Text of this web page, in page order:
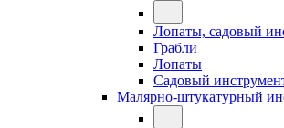
Лопаты, садовый
Грабли
Лопаты
Садовый
Малярно-штукатурный